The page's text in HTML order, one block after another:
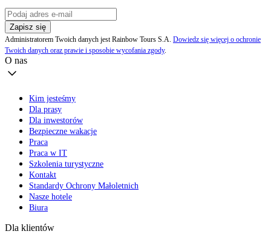
Zapisz się
Administratorem Twoich danych jest Rainbow Tours S.A. Dowiedz się więcej o ochronie
Twoich danych oraz prawie i sposobie wycofania zgody.
O nas
Kim jesteśmy
Dla prasy
Dla inwestorów
Bezpieczne wakacje
Praca
Praca w IT
Szkolenia turystyczne
Kontakt
Standardy Ochrony Małoletnich
Nasze hotele
Biura
Dla klientów